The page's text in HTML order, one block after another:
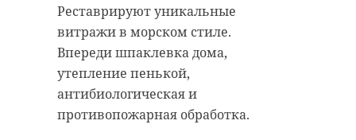
Реставрируют уникальные
витражи в морском стиле.
Впереди шпаклевка дома,
утепление пенькой,
антибиологическая и
противопожарная обработка.